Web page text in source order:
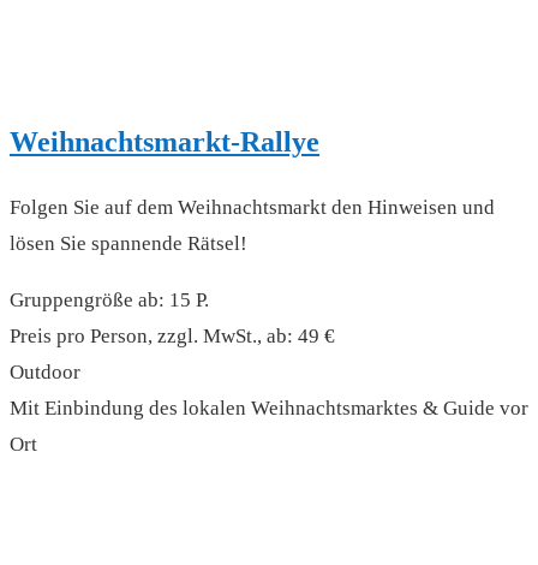
Weihnachtsmarkt-Rallye
Folgen Sie auf dem Weihnachtsmarkt den Hinweisen und
lösen Sie spannende Rätsel!
Gruppengröße ab: 15 P.
Preis pro Person, zzgl. MwSt., ab: 49 €
Outdoor
Mit Einbindung des lokalen Weihnachtsmarktes & Guide vor
Ort